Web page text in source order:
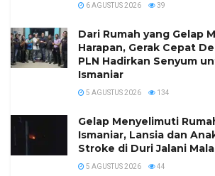
6 AGUSTUS 2026 39
Dari Rumah yang Gelap
Harapan, Gerak Cepat
PLN Hadirkan Senyum
Ismaniar
5 AGUSTUS 2026 134
Gelap Menyelimuti
Ismaniar, Lansia dan
Stroke di Duri Jalani
5 AGUSTUS 2026 44